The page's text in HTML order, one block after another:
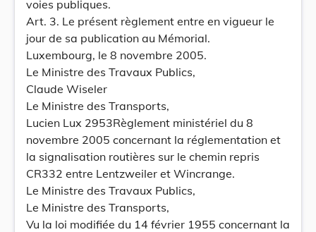
voies publiques.
Art. 3. Le présent règlement entre en vigueur le
jour de sa publication au Mémorial.
Luxembourg, le 8 novembre 2005.
Le Ministre des Travaux Publics,
Claude Wiseler
Le Ministre des Transports,
Lucien Lux 2953Règlement ministériel du 8
novembre 2005 concernant la réglementation et
la signalisation routières sur le chemin repris
CR332 entre Lentzweiler et Wincrange.
Le Ministre des Travaux Publics,
Le Ministre des Transports,
Vu la loi modifiée du 14 février 1955 concernant la